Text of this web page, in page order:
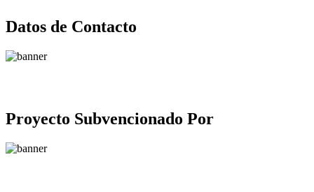
Datos de Contacto
Proyecto Subvencionado Por